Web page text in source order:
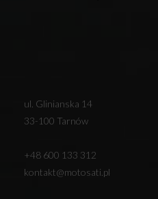
ul. Glinianska 14
33-100 Tarnów
+48 600 133 312
kontakt@motosati.pl